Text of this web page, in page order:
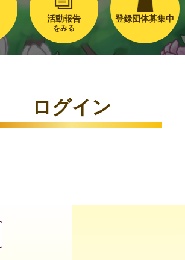
活動報告
をみる
登録団体募集中
ログイン